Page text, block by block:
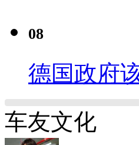
08
德国政府
车友文化